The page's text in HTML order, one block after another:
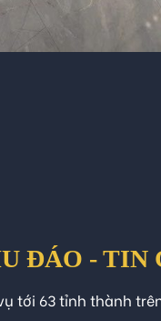
ĐÁO - TIN
tới 63 tỉnh thành